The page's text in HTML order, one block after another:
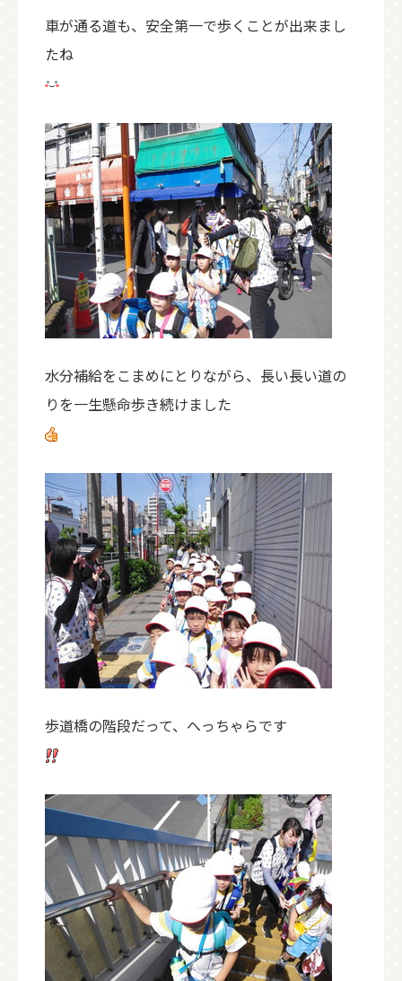
車が通る道も、安全第一で歩くことが出来まし
たね
水分補給をこまめにとりながら、長い長い道の
りを一生懸命歩き続けました
歩道橋の階段だって、へっちゃらです